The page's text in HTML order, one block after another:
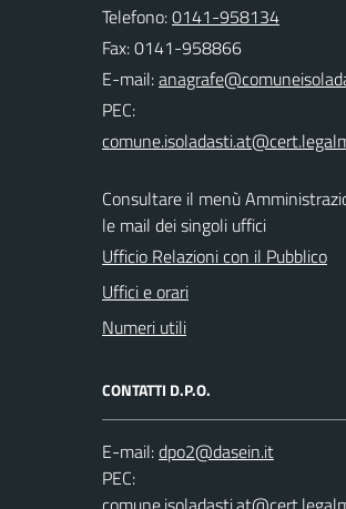
Telefono:0141-958134
Fax: 0141-958866
E-mail:
PEC:
Consultare il menù
le mail dei singoli uffici
Ufficio Relazioni con il Pubblico
Uffici e orari
Numeri utili
CONTATTI D.P.O.
E-mail:
PEC: